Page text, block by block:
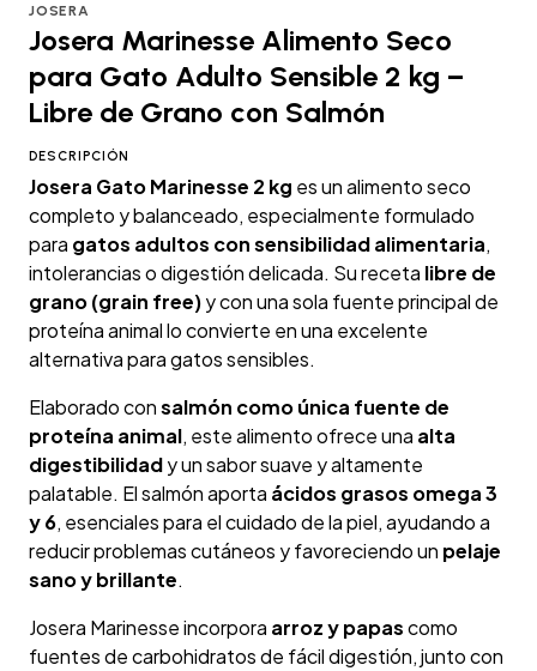
JOSERA
Josera Marinesse Alimento Seco
para Gato Adulto Sensible 2 kg –
Libre de Grano con Salmón
DESCRIPCIÓN
Josera Gato Marinesse 2 kg es un alimento seco
completo y balanceado, especialmente formulado
para gatos adultos con sensibilidad alimentaria,
intolerancias o digestión delicada. Su receta libre de
grano (grain free)y con una sola fuente principal de
proteína animal lo convierte en una excelente
alternativa para gatos sensibles.
Elaborado consalmón como única fuente de
proteína animal, este alimento ofrece una alta
digestibilidady un sabor suave y altamente
palatable. El salmón aporta ácidos grasos omega 3
y 6, esenciales para el cuidado de la piel, ayudando a
reducir problemas cutáneos y favoreciendo un pelaje
sano y brillante.
Josera Marinesse incorpora arroz y papascomo
fuentes de carbohidratos de fácil digestión, junto con